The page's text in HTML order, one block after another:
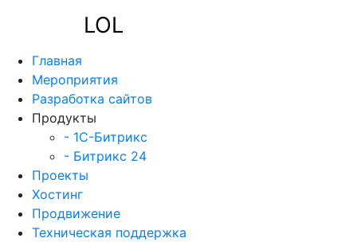
LOL
Главная
Мероприятия
Разработка сайтов
Продукты
- 1C-Битрикс
- Битрикс 24
Проекты
Хостинг
Продвижение
Техническая поддержка